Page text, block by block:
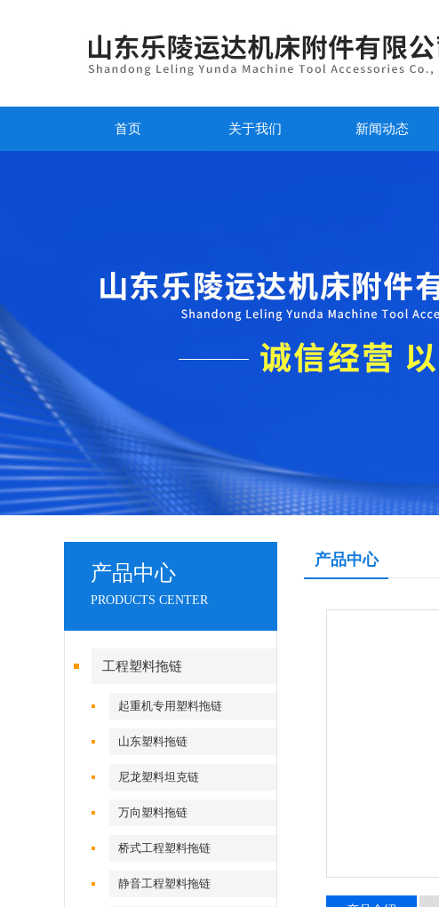
首页 关于我们 新闻动态
产品中心
PRODUCTS CENTER
工程塑料拖链
起重机专用塑料拖链
山东塑料拖链
尼龙塑料坦克链
万向塑料拖链
桥式工程塑料拖链
静音工程塑料拖链
产品中心